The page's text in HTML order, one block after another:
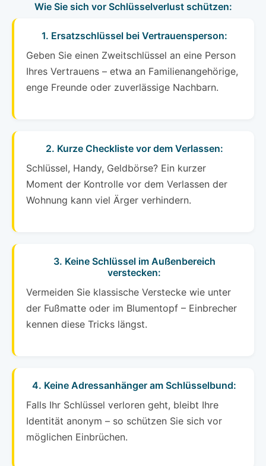
Wie Sie sich vor Schlüsselverlust schützen:
1. Ersatzschlüssel bei Vertrauensperson:
Geben Sie einen Zweitschlüssel an eine Person
Ihres Vertrauens – etwa an Familienangehörige,
enge Freunde oder zuverlässige Nachbarn.
2. Kurze Checkliste vor dem Verlassen:
Schlüssel, Handy, Geldbörse? Ein kurzer
Moment der Kontrolle vor dem Verlassen der
Wohnung kann viel Ärger verhindern.
3. Keine Schlüssel im Außenbereich
verstecken:
Vermeiden Sie klassische Verstecke wie unter
der Fußmatte oder im Blumentopf – Einbrecher
kennen diese Tricks längst.
4. Keine Adressanhänger am Schlüsselbund:
Falls Ihr Schlüssel verloren geht, bleibt Ihre
Identität anonym – so schützen Sie sich vor
möglichen Einbrüchen.